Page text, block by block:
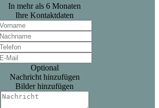
In mehr als 6 Monaten
Ihre Kontaktdaten
Optional
Nachricht hinzufügen
Bilder hinzufügen